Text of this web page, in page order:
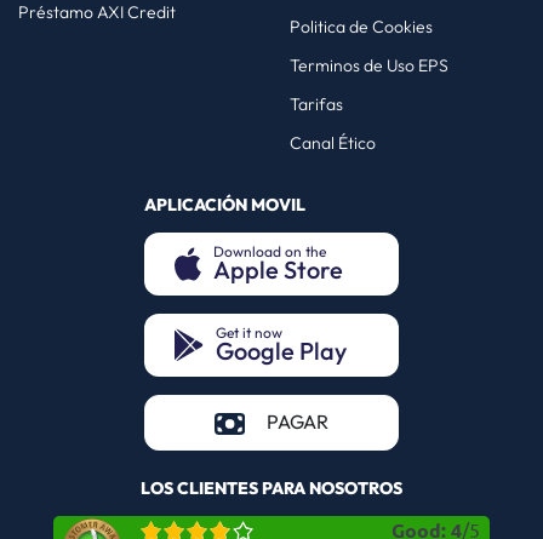
Préstamo AXI Credit
Politica de Cookies
Terminos de Uso EPS
Tarifas
Canal Ético
APLICACIÓN MOVIL
Download on the
Apple Store
(opens in a new tab)
Get it now
Google Play
(opens in a new tab)
PAGAR
LOS CLIENTES PARA NOSOTROS
Good: 4/5